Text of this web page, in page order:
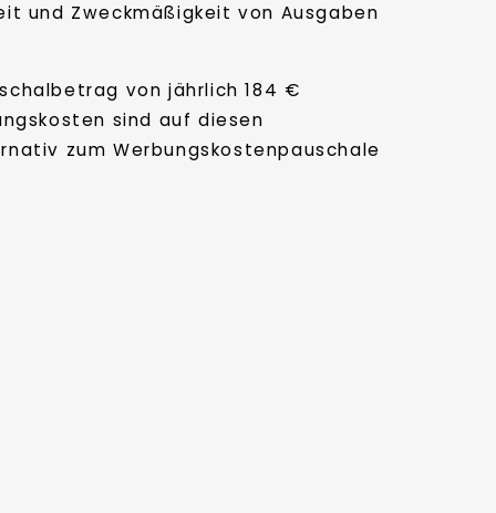
und Zweckmäßigkeit von Ausgaben
von jährlich 184 €
sind auf diesen
zum Werbungskostenpauschale